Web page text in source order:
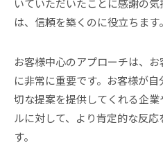
は、信頼を築くのに役立ちます。
お客様中心のアプローチは、
に非常に重要です。お客様が
切な提案を提供してくれる企
ルに対して、より肯定的な反
す。